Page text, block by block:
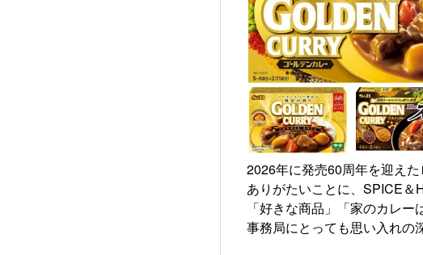
2026年に発売60周年を迎え
ありがたいことに、SPICE＆
「好きな商品」「家のカレ
事務局にとっても思い入れの